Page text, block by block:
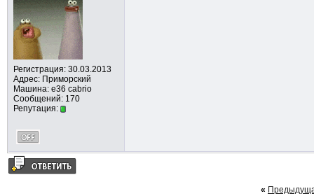
Регистрация: 30.03.2013
Адрес: Приморский
Машина: e36 cabrio
Сообщений: 170
Репутация:
«